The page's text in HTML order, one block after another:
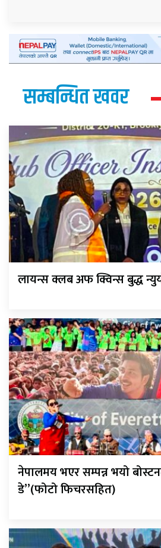
सम्बन्धित खवर
लायन्स क्लब अफ क्विन्स बुद्ध
नेपालमय भएर सम्पन्न भयो
डे”(फोटो फिचरसहित)